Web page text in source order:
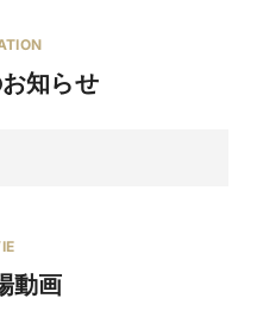
知らせ
動画